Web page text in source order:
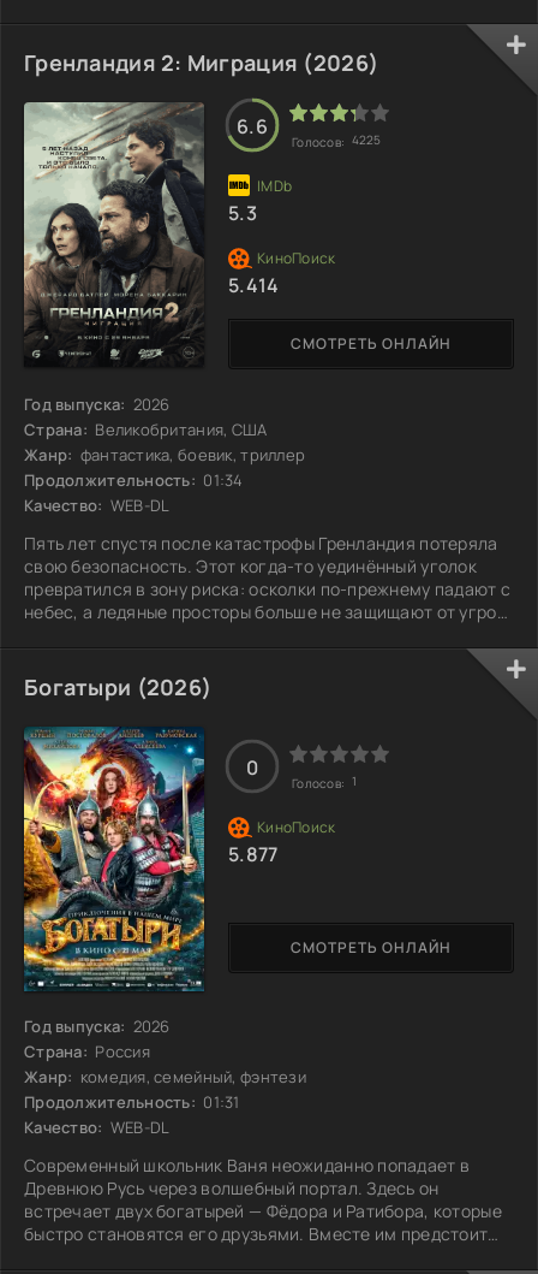
нечто большее: он живёт с тяжёлой виной за смерть брата
в Афганистане. Вскоре тренировочная миссия выходит из
под контроля, и «учебка» превращается в настоящую
борьбу за выживание. Протоколы больше не действуют, и
на первый план выходят
Гренландия 2: Миграция (2026)
Год выпуска: 2026
Страна: Великобритания, США
Жанр: фантастика, боевик, триллер
Продолжительность: 01:34
Качество: WEB-DL
Пять лет спустя после катастрофы Гренландия потеряла
свою безопасность. Этот когда-то уединённый уголок
превратился в зону риска: осколки по-прежнему падают с
небес, а ледяные просторы больше не защищают от угроз.
отправляется в опасное путешествие по треснувшим
льдам и затопленным дорогам в поисках нового укрытия.
На их пути стоят не только жестокие стихии и эпидемии,
но и внутренние испытания: борьба за ресурсы,
недоверие и сложные моральные
СМОТРЕТЬ ОНЛАЙН
6.6
Голосов: 4225
5.3
5.414
Богатыри (2026)
Год выпуска: 2026
Страна: Россия
Жанр: комедия, семейный, фэнтези
Продолжительность: 01:31
Качество: WEB-DL
Современный школьник Ваня неожиданно попадает в
Древнюю Русь через волшебный портал. Здесь он
встречает двух богатырей — Фёдора и Ратибора, которые
быстро становятся его друзьями. Вместе им предстоит
СМОТРЕТЬ ОНЛАЙН
0
Голосов: 1
5.877